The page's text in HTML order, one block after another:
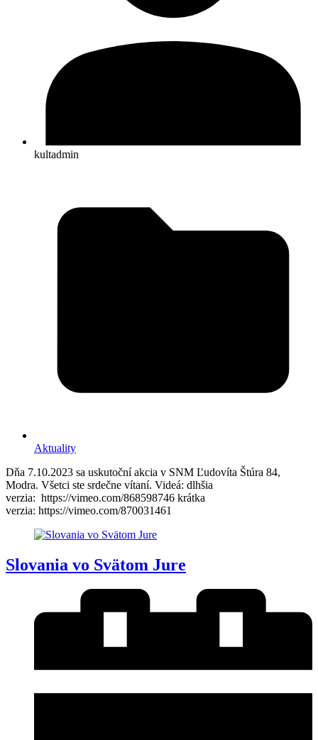
kultadmin
Aktuality
Dňa 7.10.2023 sa uskutoční akcia v SNM Ľudovíta Štúra 84,
Modra. Všetci ste srdečne vítaní. Videá: dlhšia
verzia: https://vimeo.com/868598746 krátka
verzia: https://vimeo.com/870031461
Slovania vo Svätom Jure